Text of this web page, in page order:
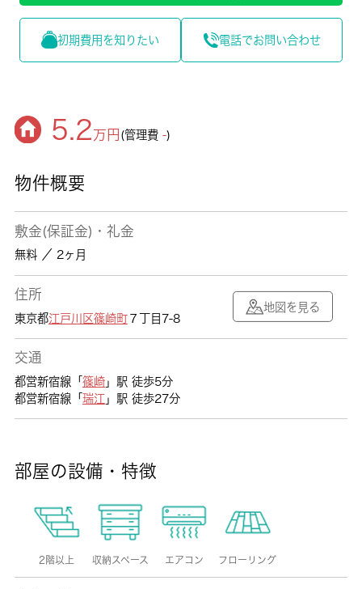
初期費用を知りたい 電話でお問い合わせ
5.2万円 (管理費-)
物件概要
敷金(保証金)・礼金
無料 ／ 2ヶ月
住所
東京都江戸川区篠崎町７丁目7-8
地図を見る
交通
都営新宿線「 篠崎」駅 徒歩5分
都営新宿線「 瑞江 」駅 徒歩27分
部屋の設備・特徴
2階以上 収納スペース エアコン フローリング